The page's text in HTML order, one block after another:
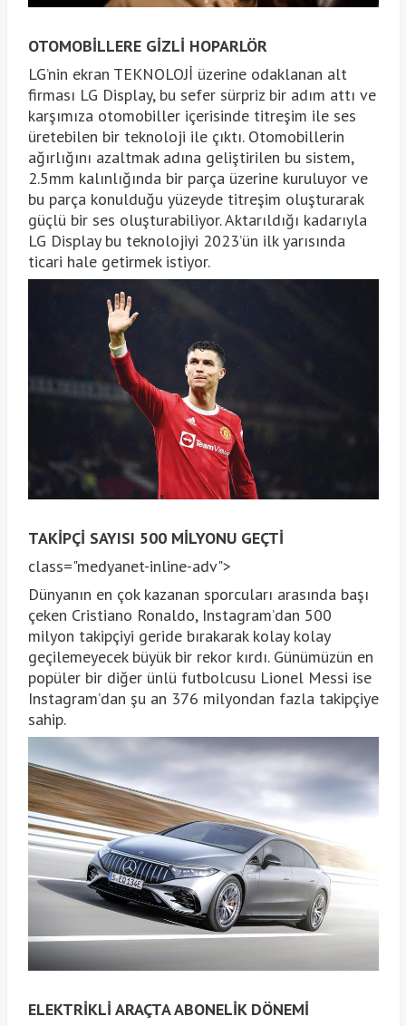
OTOMOBİLLERE GİZLİ HOPARLÖR
LG’nin ekran TEKNOLOJİ üzerine odaklanan alt
firması LG Display, bu sefer sürpriz bir adım attı ve
karşımıza otomobiller içerisinde titreşim ile ses
üretebilen bir teknoloji ile çıktı. Otomobillerin
ağırlığını azaltmak adına geliştirilen bu sistem,
2.5mm kalınlığında bir parça üzerine kuruluyor ve
bu parça konulduğu yüzeyde titreşim oluşturarak
güçlü bir ses oluşturabiliyor. Aktarıldığı kadarıyla
LG Display bu teknolojiyi 2023’ün ilk yarısında
ticari hale getirmek istiyor.
TAKİPÇİ SAYISI 500 MİLYONU GEÇTİ
class="medyanet-inline-adv">
Dünyanın en çok kazanan sporcuları arasında başı
çeken Cristiano Ronaldo, Instagram’dan 500
milyon takipçiyi geride bırakarak kolay kolay
geçilemeyecek büyük bir rekor kırdı. Günümüzün en
popüler bir diğer ünlü futbolcusu Lionel Messi ise
Instagram’dan şu an 376 milyondan fazla takipçiye
sahip.
ELEKTRİKLİ ARAÇTA ABONELİK DÖNEMİ